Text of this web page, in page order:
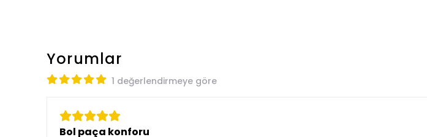
Yorumlar
1 değerlendirmeye göre
Bol paça konforu